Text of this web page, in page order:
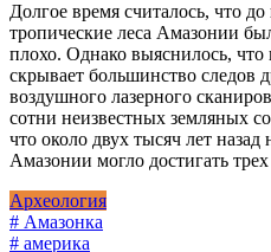
Долгое время считалось, что
тропические леса Амазонии
плохо. Однако выяснилось, что
скрывает большинство
воздушного лазерного
сотни неизвестных земляных
что около двух тысяч лет
Амазонии могло достигать
Археология
# Амазонка
# америка